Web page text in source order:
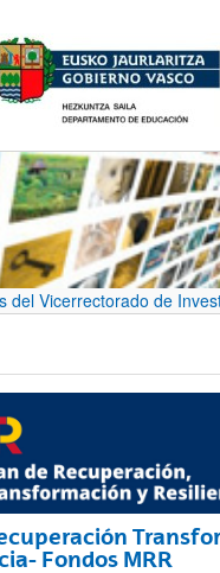
del Vicerrectorado de
Fondos MRR